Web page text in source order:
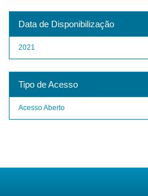
Data de Disponibilização
2021
Tipo de Acesso
Acesso Aberto